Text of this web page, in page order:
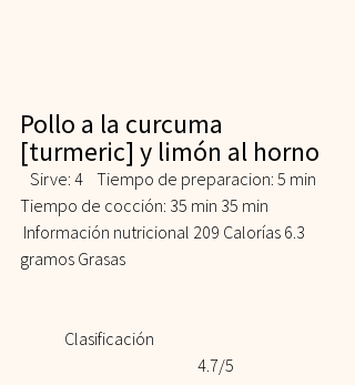
Pollo a la curcuma
[turmeric] y limón al horno
Tiempo de cocción: 35 min 35 min
gramos Grasas
				4.7/5